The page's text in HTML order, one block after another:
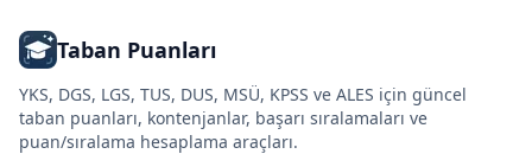
Taban Puanları
YKS, DGS, LGS, TUS, DUS, MSÜ, KPSS ve ALES için güncel
taban puanları, kontenjanlar, başarı sıralamaları ve
puan/sıralama hesaplama araçları.